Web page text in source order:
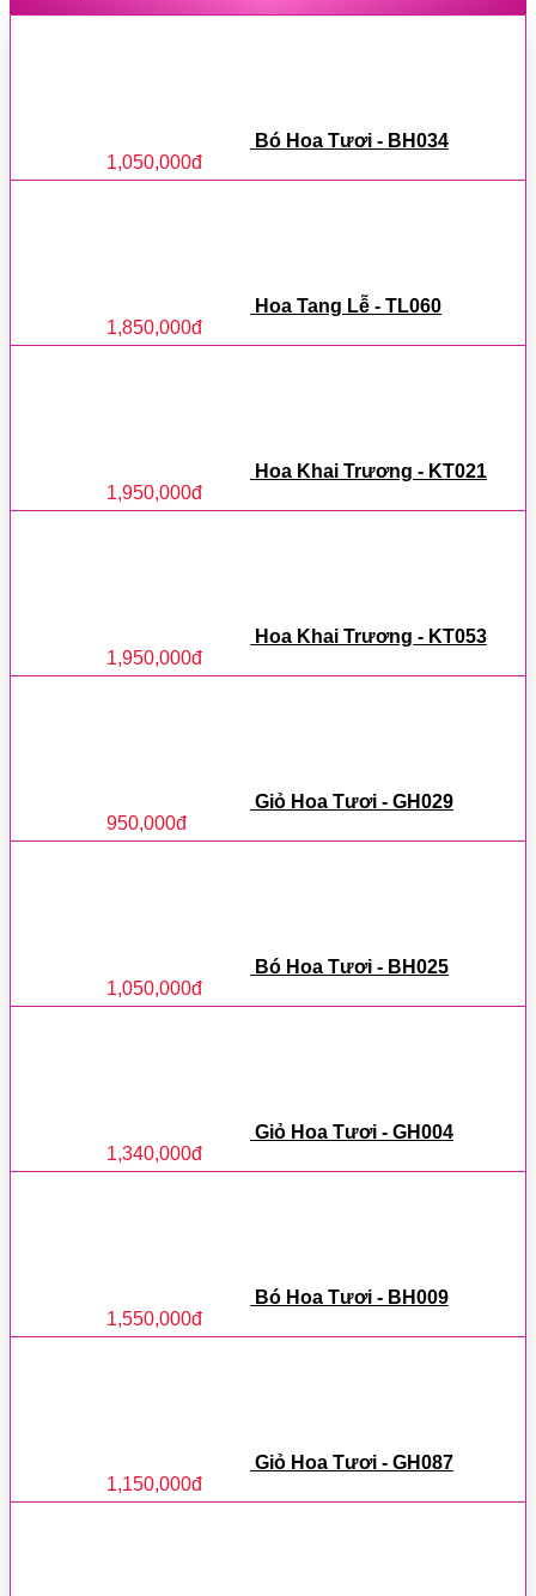
Bó Hoa Tươi - BH034
1,050,000đ
Hoa Tang Lễ - TL060
1,850,000đ
Hoa Khai Trương - KT021
1,950,000đ
Hoa Khai Trương - KT053
1,950,000đ
Giỏ Hoa Tươi - GH029
950,000đ
Bó Hoa Tươi - BH025
1,050,000đ
Giỏ Hoa Tươi - GH004
1,340,000đ
Bó Hoa Tươi - BH009
1,550,000đ
Giỏ Hoa Tươi - GH087
1,150,000đ